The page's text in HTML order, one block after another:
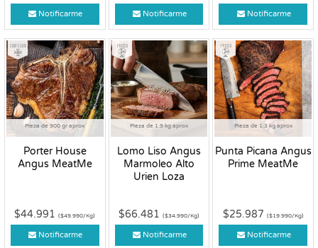
Notificarme Notificarme Notificarme
Pieza de 900 gr aprox
Porter House
Angus MeatMe
Congelado
$44.991($49.990/Kg)
Notificarme
Pieza de 1.9 kg aprox
Lomo Liso Angus
Marmoleo Alto
Urien Loza
Fresco
$66.481 ($34.990/Kg)
Notificarme
Pieza de 1.3 kg aprox
Punta Picana Angus
Prime MeatMe
Fresco
$25.987 ($19.990/Kg)
Notificarme